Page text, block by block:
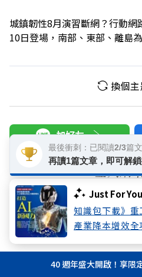
Just For You
知識包下載》重
產業降本增效全
城鎮韌性8月演習斷網？行動網
10日登場，南部、東部、離島
換個
加好友
登入網
享受更多個人化
會員登入
40 週年盛大開啟！享限
最後衝刺：已閱讀2/3篇
再讀1篇文章，即可解鎖